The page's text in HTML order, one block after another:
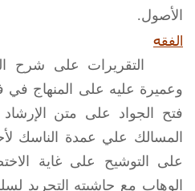
الأصول.
الفقه
التقريرات على شرح
وعميرة عليه على المنهاج في
فتح الجواد على متن
المسالك علي عمدة الناسك
على التوشيح على غاية
الوهاب مع حاشيته التجريد